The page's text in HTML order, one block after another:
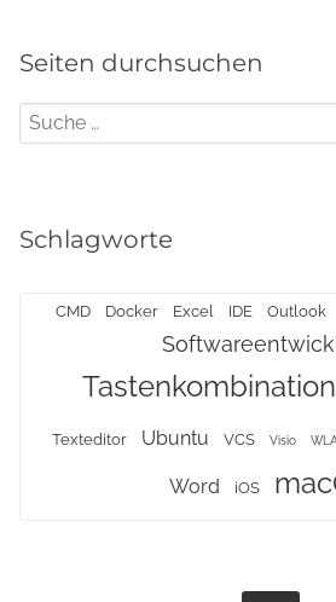
Seiten durchsuchen
Schlagworte
CMD Docker Excel IDE Outlook
Texteditor Ubuntu VCS Visio
Word iOS